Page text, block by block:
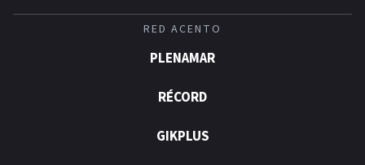
RED ACENTO
PLENAMAR
RÉCORD
GIKPLUS